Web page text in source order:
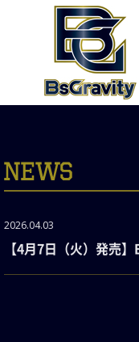
2026.04.03
【4月7日（火）発売